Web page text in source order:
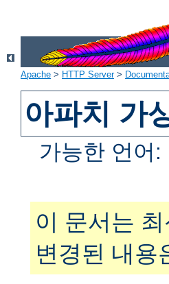
Apache > HTTP Server>
아파치 가
가능한 언어:
이 문서는
변경된 내용